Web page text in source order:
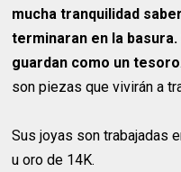
mucha tranquilidad
terminaran en la
guardan como un tesoro
son piezas que vivirán a
Sus joyas son trabajadas
u oro de 14K.